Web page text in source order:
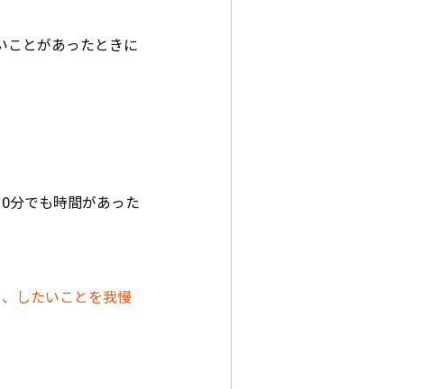
ことがあったときに
分でも時間があった
したいことを我慢